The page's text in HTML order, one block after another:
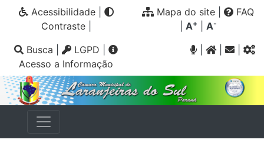
Acessibilidade|
Contraste|
Mapa do site
FAQ
A+ A-
Busca LGPD
Acesso a Informação
|